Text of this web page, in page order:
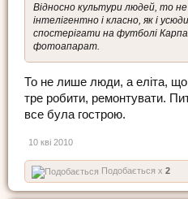
Відносно культури людей, то не
інтелігентно і класно, як і
спостерігати на футболі
фотоапарат.
То не лише люди, а еліта, що
тре робити, ремонтувати.
все була гострою.
10 кві 2010
Подобається x 2